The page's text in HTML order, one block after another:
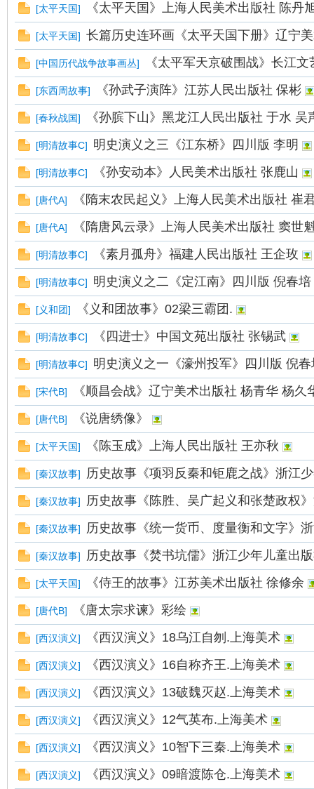
[太平天国] 《太平天国》上海人民美术出版社 陈丹
[太平天国] 长篇历史连环画《太平天国下册》辽宁
[中国历代战争故事画丛] 《太平军天京破围战》长江文
[东西周故事] 《孙武子演阵》江苏人民出版社 保彬
[春秋战国] 《孙膑下山》黑龙江人民出版社 于水 吴
[明清故事C] 明史演义之三《江东桥》四川版 李明
[明清故事C] 《孙安动本》人民美术出版社 张鹿山
[唐代A] 《隋末农民起义》上海人民美术出版社 崔
[唐代A] 《隋唐风云录》上海人民美术出版社 窦世
[明清故事C] 《素月孤舟》福建人民出版社 王企玫
[明清故事C] 明史演义之二《定江南》四川版 倪春培
[义和团] 《义和团故事》02梁三霸团.
[明清故事C] 《四进士》中国文苑出版社 张锡武
[明清故事C] 明史演义之一《濠州投军》四川版 倪春
[宋代B] 《顺昌会战》辽宁美术出版社 杨青华 杨久
[唐代B] 《说唐绣像》
[太平天国] 《陈玉成》上海人民出版社 王亦秋
[秦汉故事] 历史故事《项羽反秦和钜鹿之战》浙江
[秦汉故事] 历史故事《陈胜、吴广起义和张楚政权
[秦汉故事] 历史故事《统一货币、度量衡和文字》
[秦汉故事] 历史故事《焚书坑儒》浙江少年儿童出
[太平天国] 《侍王的故事》江苏美术出版社 徐修余
[唐代B] 《唐太宗求谏》彩绘
[西汉演义] 《西汉演义》18乌江自刎.上海美术
[西汉演义] 《西汉演义》16自称齐王.上海美术
[西汉演义] 《西汉演义》13破魏灭赵.上海美术
[西汉演义] 《西汉演义》12气英布.上海美术
[西汉演义] 《西汉演义》10智下三秦.上海美术
[西汉演义] 《西汉演义》09暗渡陈仓.上海美术